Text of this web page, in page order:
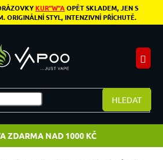
KUR"W"AOPĚT SKLADEM, JEN S
ORIGINÁLNÍ STYL, INTENZIVNÍ PŘÍCHUTĚ.
HLEDAT
ZDARMA NAD 1000 KČ